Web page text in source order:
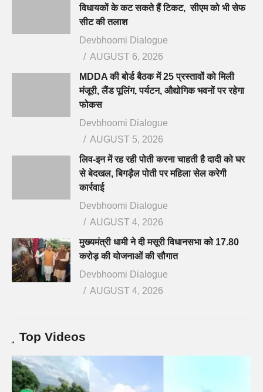
विधायकों के कट सकते हैं टिकट, सीएम को भी सेफ
सीट की तलाश
Devbhoomi Dialogue
AUGUST 6, 2026
MDDA की बोर्ड बैठक में 25 प्रस्तावों को मिली
मंजूरी, लैंड पूलिंग, पर्यटन, औद्योगिक भवनों पर रहेगा
फोकस
Devbhoomi Dialogue
AUGUST 5, 2026
लिव-इन में रह रही पोती करना चाहती है दादी को घर
से बेदखल, बिगड़ैल पोती पर महिला सेल करेगी
कार्रवाई
Devbhoomi Dialogue
AUGUST 4, 2026
मुख्यमंत्री धामी ने दी मसूरी विधानसभा को 17.80
करोड़ की योजनाओं की सौगात
Devbhoomi Dialogue
AUGUST 4, 2026
Top Videos